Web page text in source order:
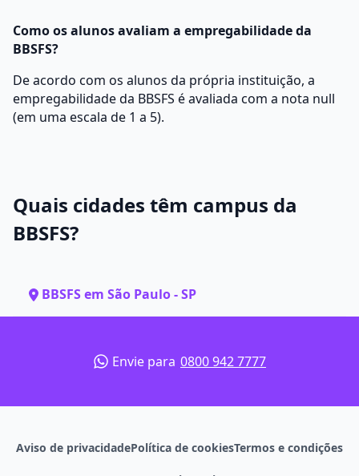
Como os alunos avaliam a empregabilidade da
BBSFS?
De acordo com os alunos da própria instituição, a
empregabilidade da BBSFS é avaliada com a nota null
(em uma escala de 1 a 5).
Quais cidades têm campus da
BBSFS?
BBSFS em São Paulo - SP
Envie para 0800 942 7777
Aviso de privacidadePolítica de cookiesTermos e condições